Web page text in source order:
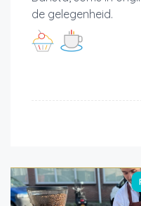
de gelegenheid.